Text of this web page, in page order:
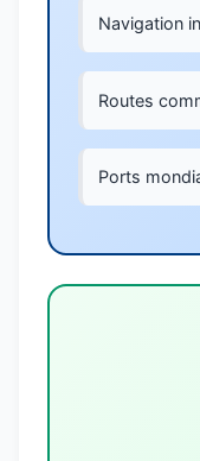
Navigation
Routes
Ports